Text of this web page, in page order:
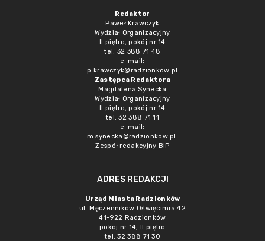
Redaktor
Paweł Krawczyk
Wydział Organizacyjny
II piętro, pokój nr 14
tel. 32 388 71 48
e-mail:
p.krawczyk@radzionkow.pl
Zastępca Redaktora
Magdalena Synecka
Wydział Organizacyjny
II piętro, pokój nr 14
tel. 32 388 71 11
e-mail:
m.synecka@radzionkow.pl
Zespół redakcyjny BIP
ADRES REDAKCJI
Urząd Miasta Radzionków
ul. Męczenników Oświęcimia 42
41-922 Radzionków
pokój nr 14, II piętro
tel. 32 388 71 30